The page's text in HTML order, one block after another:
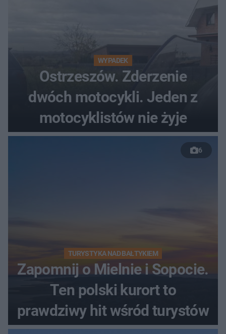
WYPADEK
Ostrzeszów. Zderzenie
dwóch motocykli. Jeden z
motocyklistów nie żyje
6
TURYSTYKA NAD BAŁTYKIEM
Zapomnij o Mielnie i Sopocie.
Ten polski kurort to
prawdziwy hit wśród turystów